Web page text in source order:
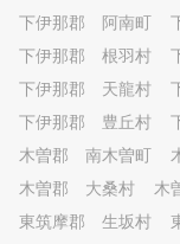
下伊那郡 阿南町
下伊那郡 根羽村
下伊那郡 天龍村
下伊那郡 豊丘村
木曽郡 南木曽町
木曽郡 大桑村
木
東筑摩郡 生坂村